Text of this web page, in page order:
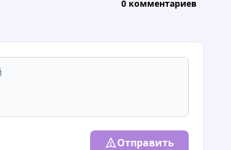
0 комментариев
Отправить